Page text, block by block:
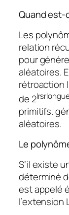
Quand est-
Les
relation
pour
aléatoires.
rétroaction
de 2lrsr
primitifs.
aléatoires.
Le
S’il existe
déterminé
est appelé
l’extension